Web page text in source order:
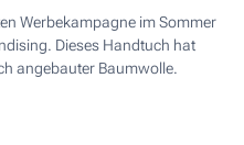
Werbekampagne im Sommer
Dieses Handtuch hat
angebauter Baumwolle.